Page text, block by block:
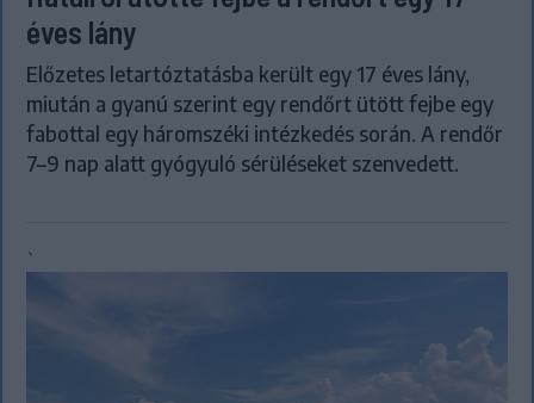
éves lány
Előzetes letartóztatásba került egy 17 éves lány,
miután a gyanú szerint egy rendőrt ütött fejbe egy
fabottal egy háromszéki intézkedés során. A rendőr
7–9 nap alatt gyógyuló sérüléseket szenvedett.
`